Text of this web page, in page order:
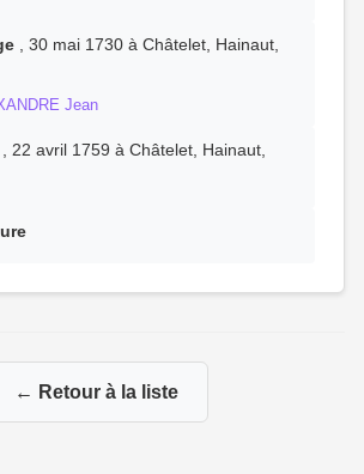
, 30 mai 1730 à Châtelet, Hainaut,
Jean
, 22 avril 1759 à Châtelet, Hainaut,
← Retour à la liste